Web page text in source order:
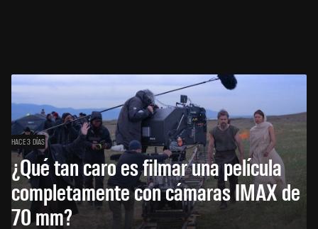
HACE 3 DÍAS
¿Qué tan caro es filmar una película
completamente con cámaras IMAX de
70 mm?